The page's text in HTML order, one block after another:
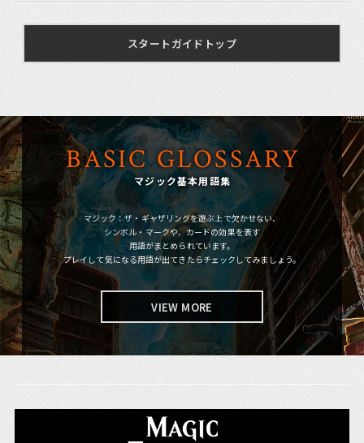
スタートガイドトップ
BASIC GLOSSARY
マジック基本用語集
マジック：ザ・ギャザリングを遊ぶ上で欠かせない、
シンボル・マークや、カードの効果を表す
用語がまとめられています。
プレイして気になる用語が出てきたらチェックしてみましょう。
VIEW MORE